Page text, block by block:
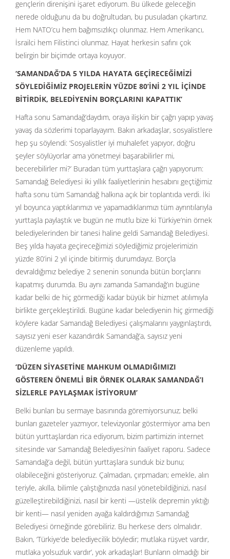
gençlerin direnişini işaret ediyorum. Bu ülkede geleceğin
nerede olduğunu da bu doğrultudan, bu pusuladan çıkartırız.
Hem NATO’cu hem bağımsızlıkçı olunmaz. Hem Amerikancı,
İsrailci hem Filistinci olunmaz. Hayat herkesin safını çok
belirgin bir biçimde ortaya koyuyor.
‘SAMANDAĞ’DA 5 YILDA HAYATA GEÇİRECEĞİMİZİ
SÖYLEDİĞİMİZ PROJELERİN YÜZDE 80’İNİ 2 YIL İÇİNDE
BİTİRDİK, BELEDİYENİN BORÇLARINI KAPATTIK’
Hafta sonu Samandağ’daydım, oraya ilişkin bir çağrı yapıp yavaş
yavaş da sözlerimi toparlayayım. Bakın arkadaşlar, sosyalistlere
hep şu söylendi: ‘Sosyalistler iyi muhalefet yapıyor, doğru
şeyler söylüyorlar ama yönetmeyi başarabilirler mi,
becerebilirler mi?’ Buradan tüm yurttaşlara çağrı yapıyorum:
Samandağ Belediyesi iki yıllık faaliyetlerinin hesabını geçtiğimiz
hafta sonu tüm Samandağ halkına açık bir toplantıda verdi. İki
yıl boyunca yaptıklarımızı ve yapamadıklarımızı tüm ayrıntılarıyla
yurttaşla paylaştık ve bugün ne mutlu bize ki Türkiye’nin örnek
belediyelerinden bir tanesi haline geldi Samandağ Belediyesi.
Beş yılda hayata geçireceğimizi söylediğimiz projelerimizin
yüzde 80’ini 2 yıl içinde bitirmiş durumdayız. Borçla
devraldığımız belediye 2 senenin sonunda bütün borçlarını
kapatmış durumda. Bu aynı zamanda Samandağ’ın bugüne
kadar belki de hiç görmediği kadar büyük bir hizmet atılımıyla
birlikte gerçekleştirildi. Bugüne kadar belediyenin hiç girmediği
köylere kadar Samandağ Belediyesi çalışmalarını yaygınlaştırdı,
sayısız yeni eser kazandırdık Samandağ’a, sayısız yeni
düzenleme yapıldı.
‘DÜZEN SİYASETİNE MAHKUM OLMADIĞIMIZI
GÖSTEREN ÖNEMLİ BİR ÖRNEK OLARAK SAMANDAĞ’I
SİZLERLE PAYLAŞMAK İSTİYORUM’
Belki bunları bu sermaye basınında göremiyorsunuz; belki
bunları gazeteler yazmıyor, televizyonlar göstermiyor ama ben
bütün yurttaşlardan rica ediyorum, bizim partimizin internet
sitesinde var Samandağ Belediyesi’nin faaliyet raporu. Sadece
Samandağ’a değil, bütün yurttaşlara sunduk biz bunu;
olabileceğini gösteriyoruz. Çalmadan, çırpmadan; emekle, alın
teriyle, akılla, bilimle çalıştığınızda nasıl yönetebildiğinizi, nasıl
güzelleştirebildiğinizi, nasıl bir kenti —üstelik depremin yıktığı
bir kenti— nasıl yeniden ayağa kaldırdığımızı Samandağ
Belediyesi örneğinde görebiliriz. Bu herkese ders olmalıdır.
Bakın, ‘Türkiye’de belediyecilik böyledir; mutlaka rüşvet vardır,
mutlaka yolsuzluk vardır’, yok arkadaşlar! Bunların olmadığı bir